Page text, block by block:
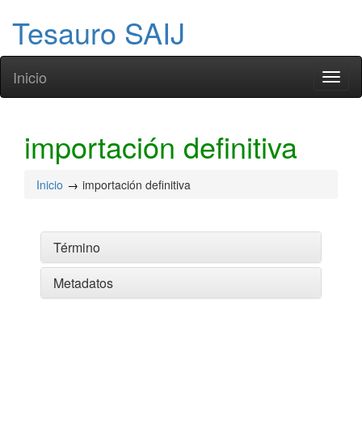
Tesauro SAIJ
Inicio
importación definitiva
Inicio importación definitiva
Término
Metadatos